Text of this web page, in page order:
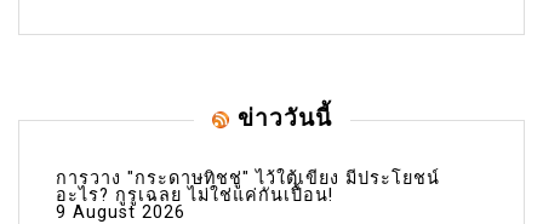
ข่าววันนี้
การวาง "กระดาษทิชชู่" ไว้ใต้เขียง มีประโยชน์
อะไร? กูรูเฉลย ไม่ใช่แค่กันเปื้อน!
9 August 2026